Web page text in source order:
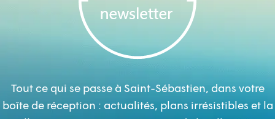
Tout ce qui se passe à Saint-Sébastien, dans votre
boîte de réception : actualités, plans irrésistibles et la